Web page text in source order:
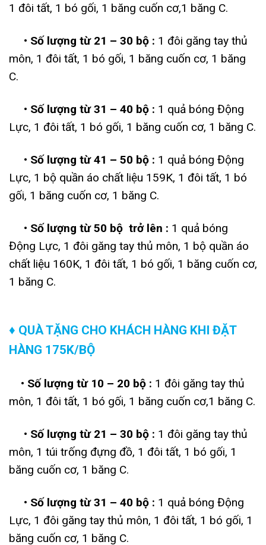
1 đôi tất, 1 bó gối, 1 băng cuốn cơ,1 băng C.
• Số lượng từ 21 – 30 bộ : 1 đôi găng tay thủ
môn, 1 đôi tất, 1 bó gối, 1 băng cuốn cơ, 1 băng
C.
• Số lượng từ 31 – 40 bộ : 1 quả bóng Động
Lực, 1 đôi tất, 1 bó gối, 1 băng cuốn cơ, 1 băng C.
• Số lượng từ 41 – 50 bộ : 1 quả bóng Động
Lực, 1 bộ quần áo chất liệu 159K, 1 đôi tất, 1 bó
gối, 1 băng cuốn cơ, 1 băng C.
• Số lượng từ 50 bộ trở lên : 1 quả bóng
Động Lực, 1 đôi găng tay thủ môn, 1 bộ quần áo
chất liệu 160K, 1 đôi tất, 1 bó gối, 1 băng cuốn cơ,
1 băng C.
♦ QUÀ TẶNG CHO KHÁCH HÀNG KHI ĐẶT
HÀNG 175K/BỘ
• Số lượng từ 10 – 20 bộ : 1 đôi găng tay thủ
môn, 1 đôi tất, 1 bó gối, 1 băng cuốn cơ,1 băng C.
• Số lượng từ 21 – 30 bộ : 1 đôi găng tay thủ
môn, 1 túi trống đựng đồ, 1 đôi tất, 1 bó gối, 1
băng cuốn cơ, 1 băng C.
• Số lượng từ 31 – 40 bộ : 1 quả bóng Động
Lực, 1 đôi găng tay thủ môn, 1 đôi tất, 1 bó gối, 1
băng cuốn cơ, 1 băng C.